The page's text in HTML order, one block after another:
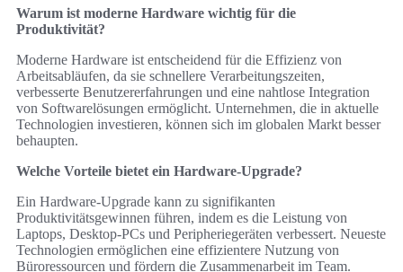
Warum ist moderne Hardware wichtig für die
Produktivität?
Moderne Hardware ist entscheidend für die Effizienz von
Arbeitsabläufen, da sie schnellere Verarbeitungszeiten,
verbesserte Benutzererfahrungen und eine nahtlose Integration
von Softwarelösungen ermöglicht. Unternehmen, die in aktuelle
Technologien investieren, können sich im globalen Markt besser
behaupten.
Welche Vorteile bietet ein Hardware-Upgrade?
Ein Hardware-Upgrade kann zu signifikanten
Produktivitätsgewinnen führen, indem es die Leistung von
Laptops, Desktop-PCs und Peripheriegeräten verbessert. Neueste
Technologien ermöglichen eine effizientere Nutzung von
Büroressourcen und fördern die Zusammenarbeit im Team.